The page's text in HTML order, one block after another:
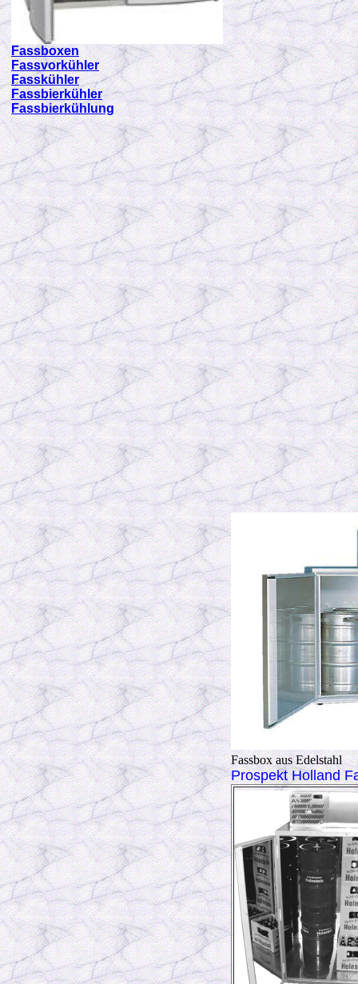
Fassboxen
Fassvorkühler
Fasskühler
Fassbierkühler
Fassbierkühlung
Fassbox
Prospekt Holland